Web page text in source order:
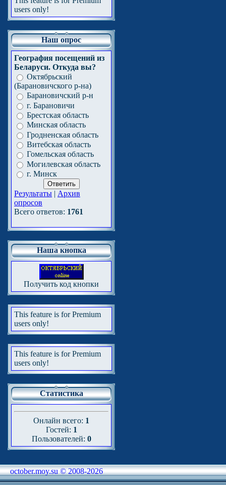
users only!
Наш опрос
География посещений из
Беларуси. Откуда вы?
Октябрьский
(Барановичского р-на)
Барановичский р-н
г. Барановичи
Брестская область
Минская область
Гродненская область
Витебская область
Гомельская область
Могилевская область
г. Минск
Результаты | Архив
опросов
Всего ответов: 1761
Наша кнопка
Получить код кнопки
This feature is for Premium
users only!
This feature is for Premium
users only!
Статистика
Онлайн всего: 1
Гостей: 1
Пользователей: 0
october.moy.su © 2008-2026